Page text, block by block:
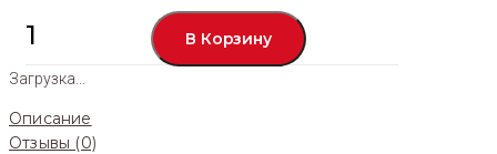
Закуски
В Корзину
Загрузка...
Описание
Отзывы (0)